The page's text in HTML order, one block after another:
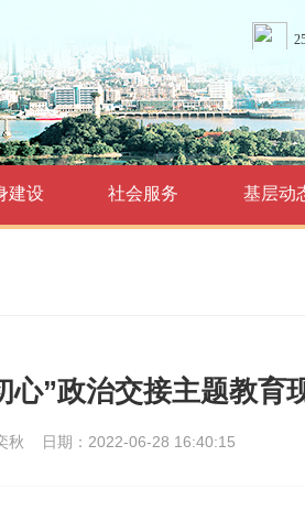
建设 社会服务 基层动
”政治交接主题教育
秋 日期：2022-06-28 16:40:15